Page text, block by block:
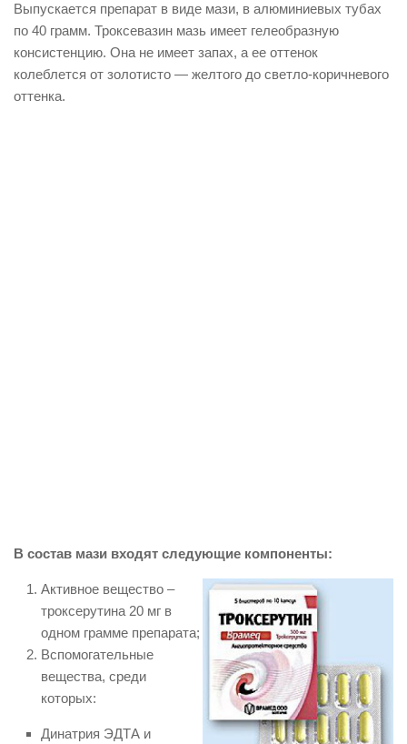
Выпускается препарат в виде мази, в алюминиевых тубах
по 40 грамм. Троксевазин мазь имеет гелеобразную
консистенцию. Она не имеет запах, а ее оттенок
колеблется от золотисто — желтого до светло-коричневого
оттенка.
В состав мази входят следующие компоненты:
Активное вещество –
троксерутина 20 мг в
одном грамме препарата;
Вспомогательные
вещества, среди
которых:
Динатрия ЭДТА и